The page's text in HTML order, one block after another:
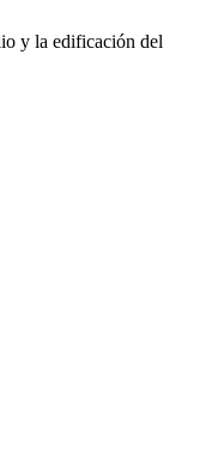
y la edificación del